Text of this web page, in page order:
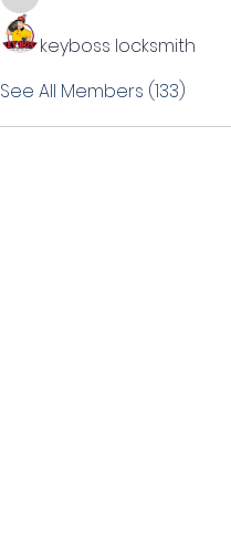
liatabcovi1979
keyboss locksmith
See All Members (133)